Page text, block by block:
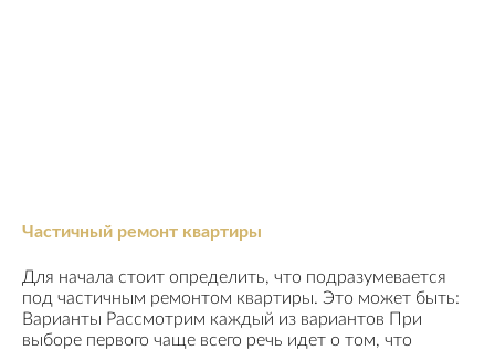
Частичный ремонт квартиры
Для начала стоит определить, что подразумевается
под частичным ремонтом квартиры. Это может быть:
Варианты Рассмотрим каждый из вариантов При
выборе первого чаще всего речь идет о том, что